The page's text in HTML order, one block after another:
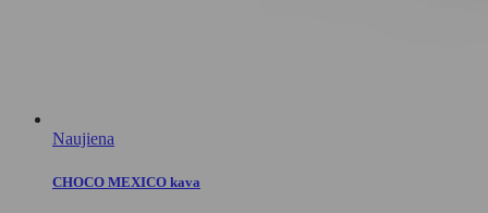
Naujiena
CHOCO MEXICO kava